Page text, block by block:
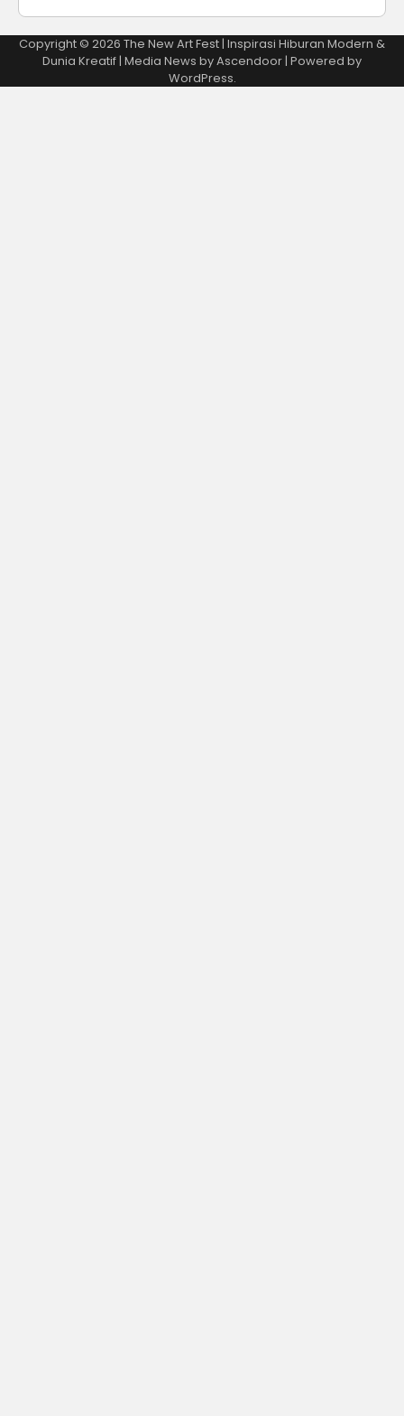
Copyright © 2026 The New Art Fest | Inspirasi Hiburan Modern &
Dunia Kreatif| Media News byAscendoor| Powered by
WordPress.